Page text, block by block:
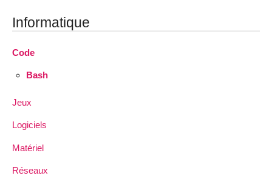
Informatique
Code
Bash
Jeux
Logiciels
Matériel
Réseaux